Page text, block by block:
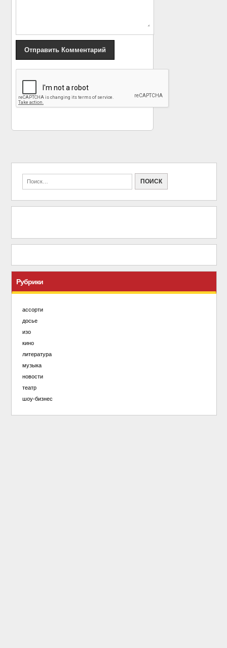
Неухоженная Ким
Кардашьян показала
грибок на ногтях
второй трейлер «Мира
юрского периода-2»
Рубрики
ассорти
досье
изо
кино
литература
музыка
новости
театр
шоу-бизнес